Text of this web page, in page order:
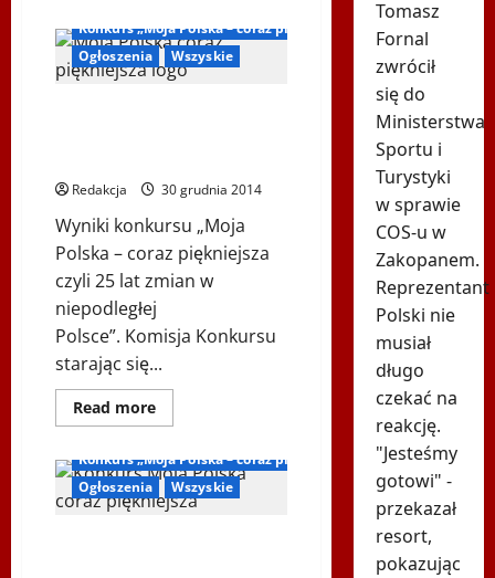
Wielka
Orkiestra
Świątecznej
Pomocy
Konkurs „Moja Polska – coraz piękniejsza”
Ogłoszenia
Wszyskie
Redakcja 30 grudnia 2014
Wyniki konkursu „Moja
Polska – coraz piękniejsza
czyli 25 lat zmian w
niepodległej
Polsce”. Komisja Konkursu
starając się...
Read moreDowiedz
się
Wyniki
konkursu
„Moja
Polska
Inne
Konkurs „Moja Polska – coraz piękniejsza”
Ogłoszenia
Wszyskie
Tomasz
Fornal
zwrócił
się do
Ministerstwa
Sportu i
Turystyki
w sprawie
COS-u w
Zakopanem.
Reprezentant
Polski nie
musiał
długo
czekać na
reakcję.
"Jesteśmy
gotowi" -
przekazał
resort,
pokazując